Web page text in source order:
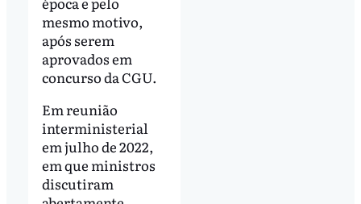
mesmo motivo,
após serem
aprovados em
concurso da CGU.
Em reunião
interministerial
em julho de 2022,
em que ministros
discutiram